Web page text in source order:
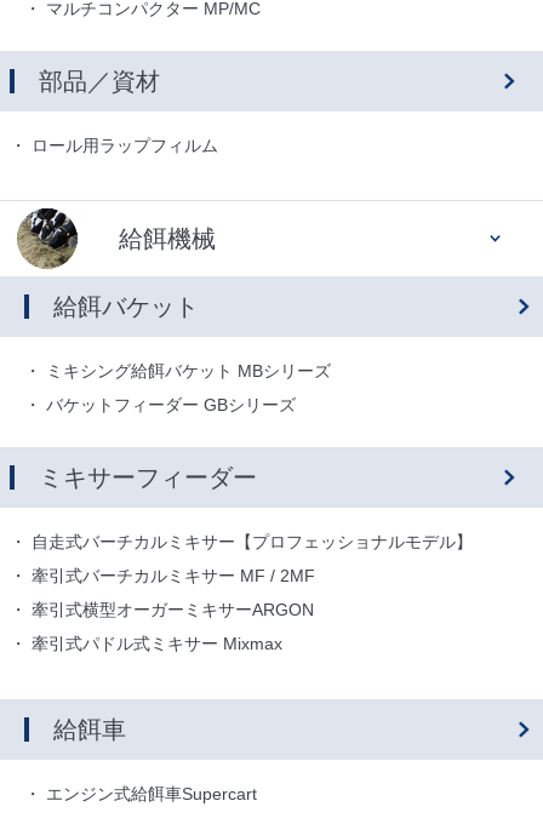
マルチコンパクター MP/MC
部品／資材
ロール用ラップフィルム
給餌機械
給餌バケット
ミキシング給餌バケット MBシリーズ
バケットフィーダー GBシリーズ
ミキサーフィーダー
自走式バーチカルミキサー【プロフェッショナルモデル】
牽引式バーチカルミキサー MF / 2MF
牽引式横型オーガーミキサーARGON
牽引式パドル式ミキサー Mixmax
給餌車
エンジン式給餌車Supercart